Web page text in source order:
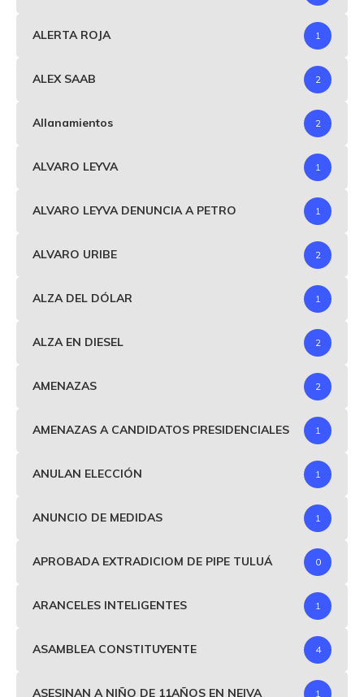
ALERTA ROJA 1
ALEX SAAB 2
Allanamientos 2
ALVARO LEYVA 1
ALVARO LEYVA DENUNCIA A PETRO 1
ALVARO URIBE 2
ALZA DEL DÓLAR 1
ALZA EN DIESEL 2
AMENAZAS 2
AMENAZAS A CANDIDATOS PRESIDENCIALES 1
ANULAN ELECCIÓN 1
ANUNCIO DE MEDIDAS 1
APROBADA EXTRADICIOM DE PIPE TULUÁ 0
ARANCELES INTELIGENTES 1
ASAMBLEA CONSTITUYENTE 4
ASESINAN A NIÑO DE 11AÑOS EN NEIVA 1